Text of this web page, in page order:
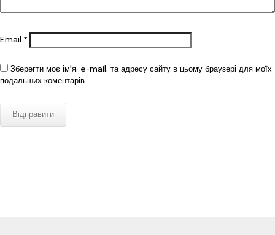
Email *
Зберегти моє ім'я, e-mail, та адресу сайту в цьому браузері для моїх
подальших коментарів.